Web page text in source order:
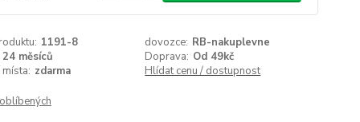
1191-8 dovozce: RB-nakuplevne
24 měsíců Doprava: Od 49kč
zdarma Hlídat cenu / dostupnost